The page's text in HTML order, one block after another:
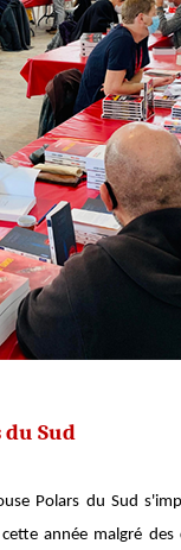
du Sud
Polars du Sud
année malgré